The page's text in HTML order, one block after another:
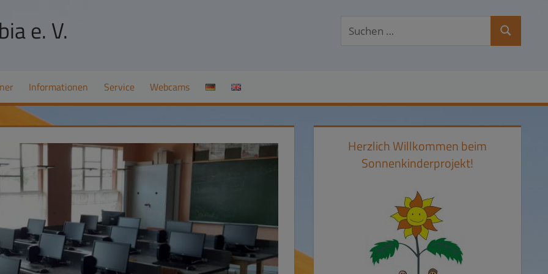
e. V.
Suchen
Suchen
Informationen Service Webcams
Herzlich Willkommen beim
Sonnenkinderprojekt!